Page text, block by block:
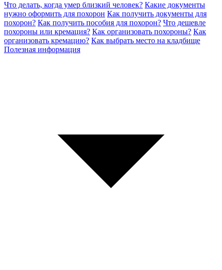
Что делать, когда умер близкий человек? Какие документы
нужно оформить для похорон Как получить документы для
похорон? Как получить пособия для похорон? Что дешевле
похороны или кремация? Как организовать похороны? Как
организовать кремацию? Как выбрать место на кладбище
Полезная информация